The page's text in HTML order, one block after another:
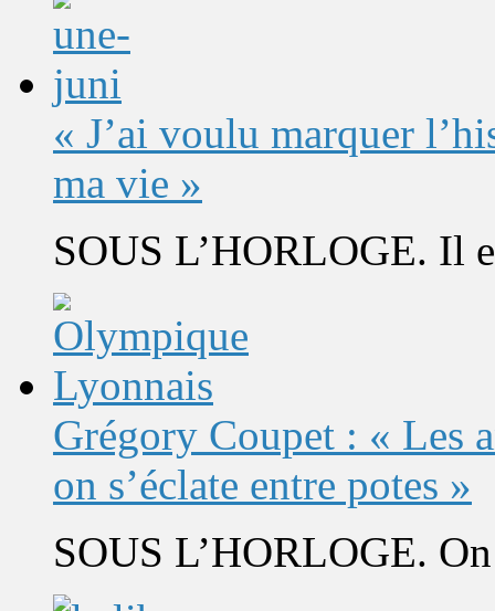
« J’ai voulu marquer
ma vie »
SOUS L’HORLOGE. Il
Grégory Coupet : « Les
on s’éclate entre potes »
SOUS L’HORLOGE.